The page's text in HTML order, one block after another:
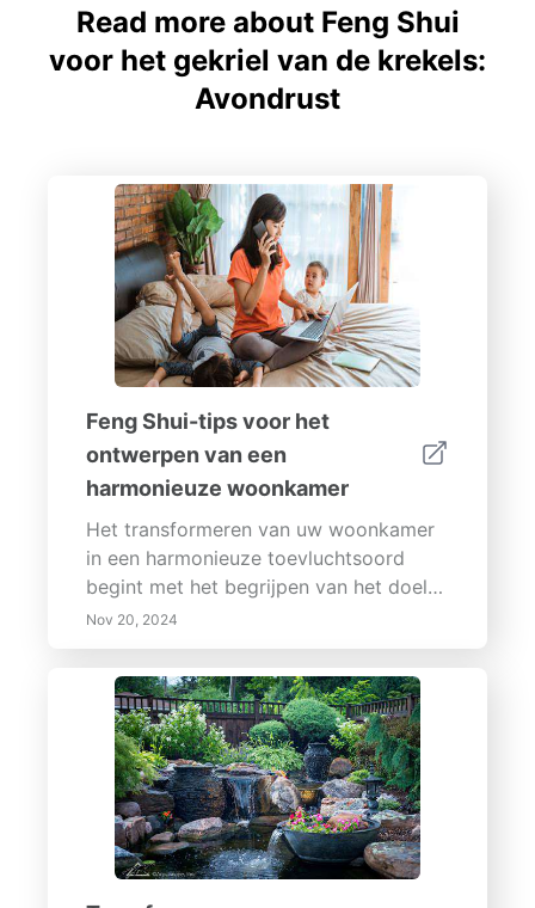
Read more about Feng Shui
voor het gekriel van de krekels:
Avondrust
Feng Shui-tips voor het
ontwerpen van een
harmonieuze woonkamer
Het transformeren van uw woonkamer
in een harmonieuze toevluchtsoord
begint met het begrijpen van het doel
ervan en het implementeren van
effectieve ontwerpsstrategieën. Onze
uitgebreide gids behandelt essentiële
stappen zoals het stellen van heldere
doelen voor functionaliteit, het
integreren van natuurlijke elementen en
het bereiken van balans door middel
van meubelarrangement. Leer over de
Eisenhower-matrix voor het effectief
prioriteren van taken binnen uw ruimte
en ontdek de voordelen van
Nov 20, 2024